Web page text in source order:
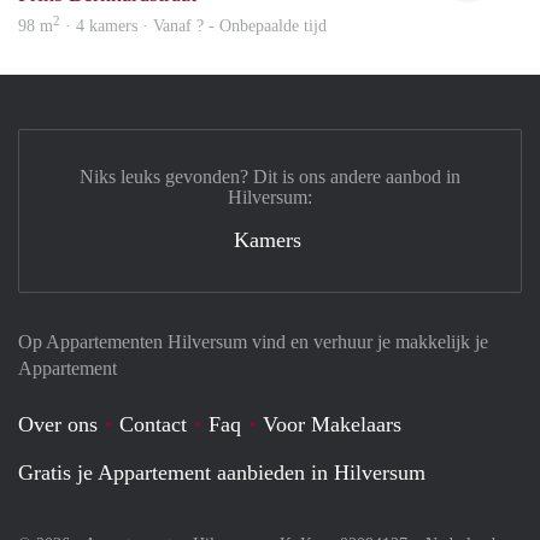
98 m2 · 4 kamers · Vanaf ? - Onbepaalde tijd
Op Appartementen Hilversum vind en verhuur je makkelijk je
Appartement
Over ons Contact Faq
Voor Makelaars
Gratis je Appartement aanbieden in Hilversum
Niks leuks gevonden? Dit is ons andere aanbod in
Hilversum:
Kamers